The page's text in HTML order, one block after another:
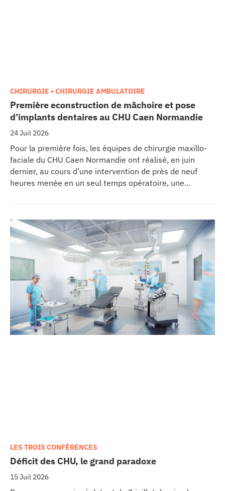
Première econstruction de mâchoire et pose
d’implants dentaires au CHU Caen Normandie
24 Juil 2026
CHIRURGIE • CHIRURGIE AMBULATOIRE
Pour la première fois, les équipes de chirurgie maxillo-
faciale du CHU Caen Normandie ont réalisé, en juin
dernier, au cours d’une intervention de près de neuf
heures menée en un seul temps opératoire, une
Déficit des CHU, le grand paradoxe
15 Juil 2026
LES TROIS CONFÉRENCES